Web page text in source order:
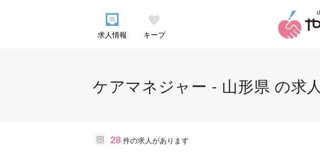
求人情報 キープ
ケアマネジャー - 山形県 の求人
28件の求人があります